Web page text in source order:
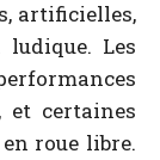
artificielles,
Les
et certaines
roue libre.